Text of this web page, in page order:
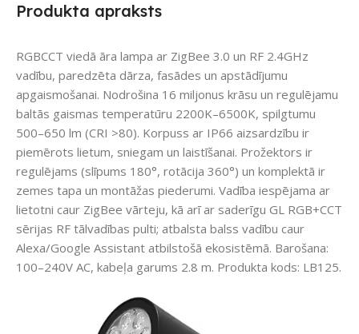
Produkta apraksts
RGBCCT viedā āra lampa ar ZigBee 3.0 un RF 2.4GHz
vadību, paredzēta dārza, fasādes un apstādījumu
apgaismošanai. Nodrošina 16 miljonus krāsu un regulējamu
baltās gaismas temperatūru 2200K–6500K, spilgtumu
500–650 lm (CRI >80). Korpuss ar IP66 aizsardzību ir
piemērots lietum, sniegam un laistīšanai. Prožektors ir
regulējams (slīpums 180°, rotācija 360°) un komplektā ir
zemes tapa un montāžas piederumi. Vadība iespējama ar
lietotni caur ZigBee vārteju, kā arī ar saderīgu GL RGB+CCT
sērijas RF tālvadības pulti; atbalsta balss vadību caur
Alexa/Google Assistant atbilstošā ekosistēmā. Barošana:
100–240V AC, kabeļa garums 2.8 m. Produkta kods: LB125.